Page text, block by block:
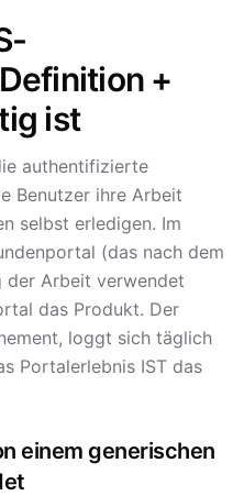
+
ist
authentifizierte
Benutzer ihre Arbeit
selbst erledigen. Im
(das nach dem
der Arbeit verwendet
das Produkt. Der
loggt sich täglich
Portalerlebnis IST das
einem generischen